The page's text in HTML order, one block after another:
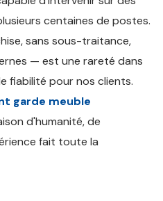
centaines de postes.
sans sous-traitance,
— est une rareté dans
fiabilité pour nos clients.
garde meuble
d'humanité, de
fait toute la